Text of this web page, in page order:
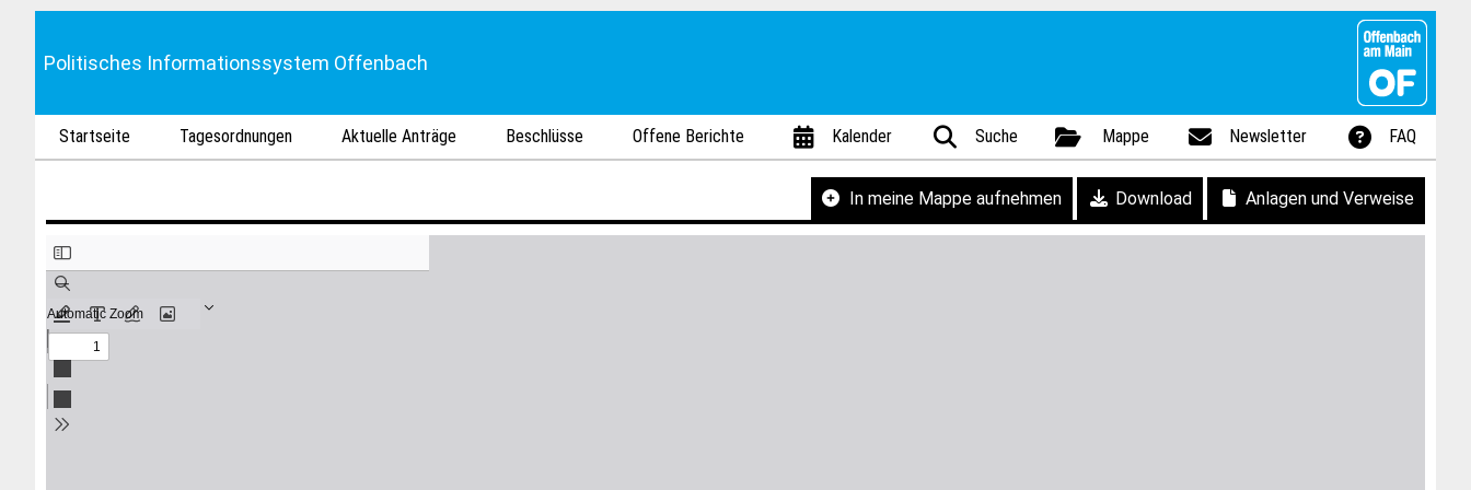
Politisches Informationssystem Offenbach
Startseite Tagesordnungen Aktuelle Anträge Beschlüsse Offene Berichte Kalender Suche Mappe Newsletter FAQ
In meine Mappe aufnehmen Download Anlagen und Verweise